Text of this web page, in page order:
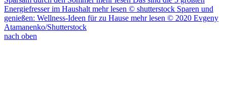
Energiefresser im Haushalt mehr lesen © shutterstock Sparen und
genießen: Wellness-Ideen für zu Hause mehr lesen © 2020 Evgeny
Atamanenko/Shutterstock
nach oben